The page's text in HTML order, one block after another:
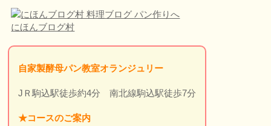
にほんブログ村
自家製酵母パン教室オランジュリー
JＲ駒込駅徒歩約4分 南北線駒込駅徒歩7分
★コースのご案内